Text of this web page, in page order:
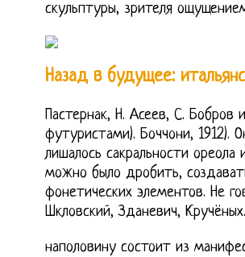
скульптуры, зрителя
Назад в будущее:
Пастернак, Н. Асеев, С. Бобров
футуристами). Боччони, 1912).
лишалось сакральности ореола
можно было дробить,
фонетических элементов. Не
Шкловский, Зданевич, Кручёных.
наполовину состоит из